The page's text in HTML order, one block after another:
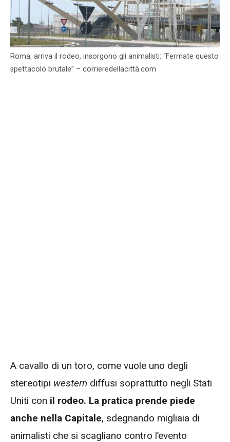
Roma, arriva il rodeo, insorgono gli animalisti: “Fermate questo
spettacolo brutale” – corrieredellacittà.com
A cavallo di un toro, come vuole uno degli
stereotipi western diffusi soprattutto negli Stati
Uniti con il rodeo. La pratica prende piede
anche nella Capitale, sdegnando migliaia di
animalisti che si scagliano contro l’evento